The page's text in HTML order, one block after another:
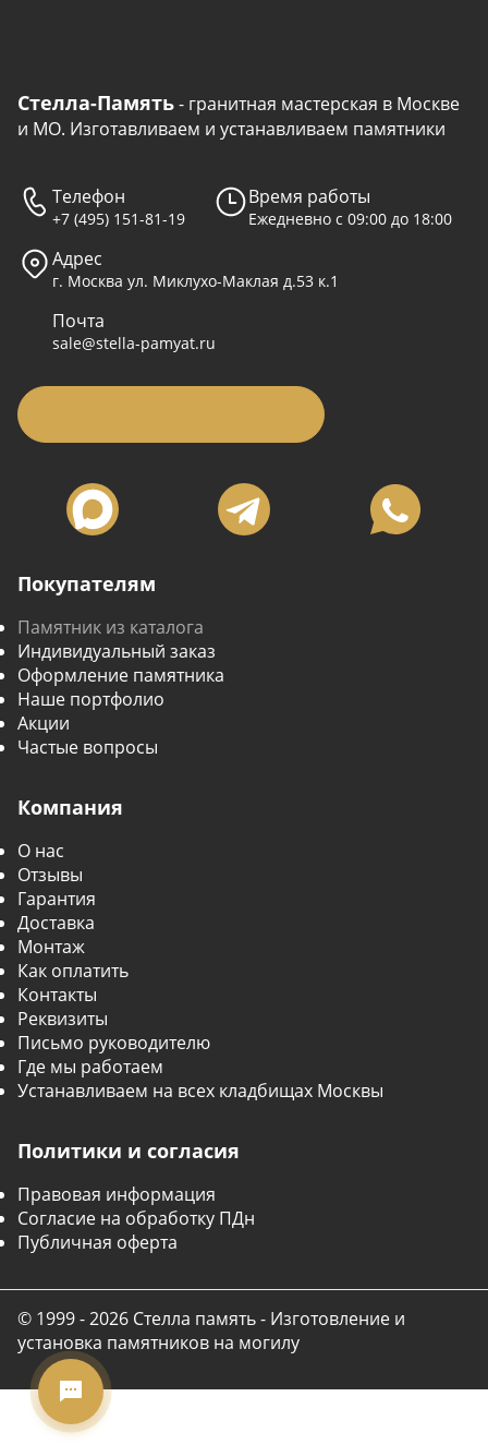
Стелла-Память- гранитная мастерская в Москве
и МО. Изготавливаем и устанавливаем памятники
Покупателям
Памятник из каталога
Индивидуальный заказ
Оформление памятника
Наше портфолио
Акции
Частые вопросы
Компания
О нас
Отзывы
Гарантия
Доставка
Монтаж
Как оплатить
Контакты
Реквизиты
Письмо руководителю
Где мы работаем
Устанавливаем на всех кладбищах Москвы
Политики и согласия
Правовая информация
Согласие на обработку ПДн
Публичная оферта
Телефон
+7 (495) 151-81-19
Время работы
Ежедневно с 09:00 до 18:00
Адрес
г. Москва ул. Миклухо-Маклая д.53 к.1
Почта
sale@stella-pamyat.ru
© 1999 - 2026 Стелла память - Изготовление и
установка памятников на могилу